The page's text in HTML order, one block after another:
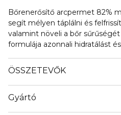
Bőrenerősítő arcpermet 82%
segít mélyen táplálni és
valamint növeli a bőr
formulája azonnali hidratálást
ÖSSZETEVŐK
Gyártó